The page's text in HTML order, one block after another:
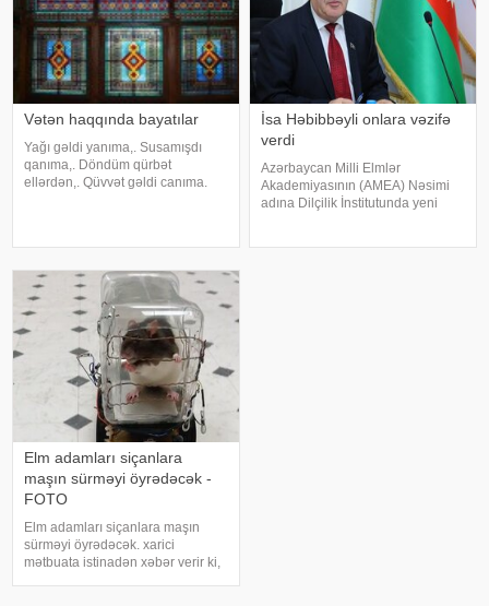
Vətən haqqında bayatılar
Yağı gəldi yanıma,. Susamışdı
qanıma,. Döndüm qürbət
ellərdən,. Qüvvət gəldi canıma.
Gözə
İsa Həbibbəyli onlara vəzifə
verdi
Azərbaycan Milli Elmlər
Akademiyasının (AMEA) Nəsimi
adına Dilçilik İnstitutunda yeni
Elm adamları siçanlara
maşın sürməyi öyrədəcək -
FOTO
Elm adamları siçanlara maşın
sürməyi öyrədəcək. xarici
mətbuata istinadən xəbər verir ki,